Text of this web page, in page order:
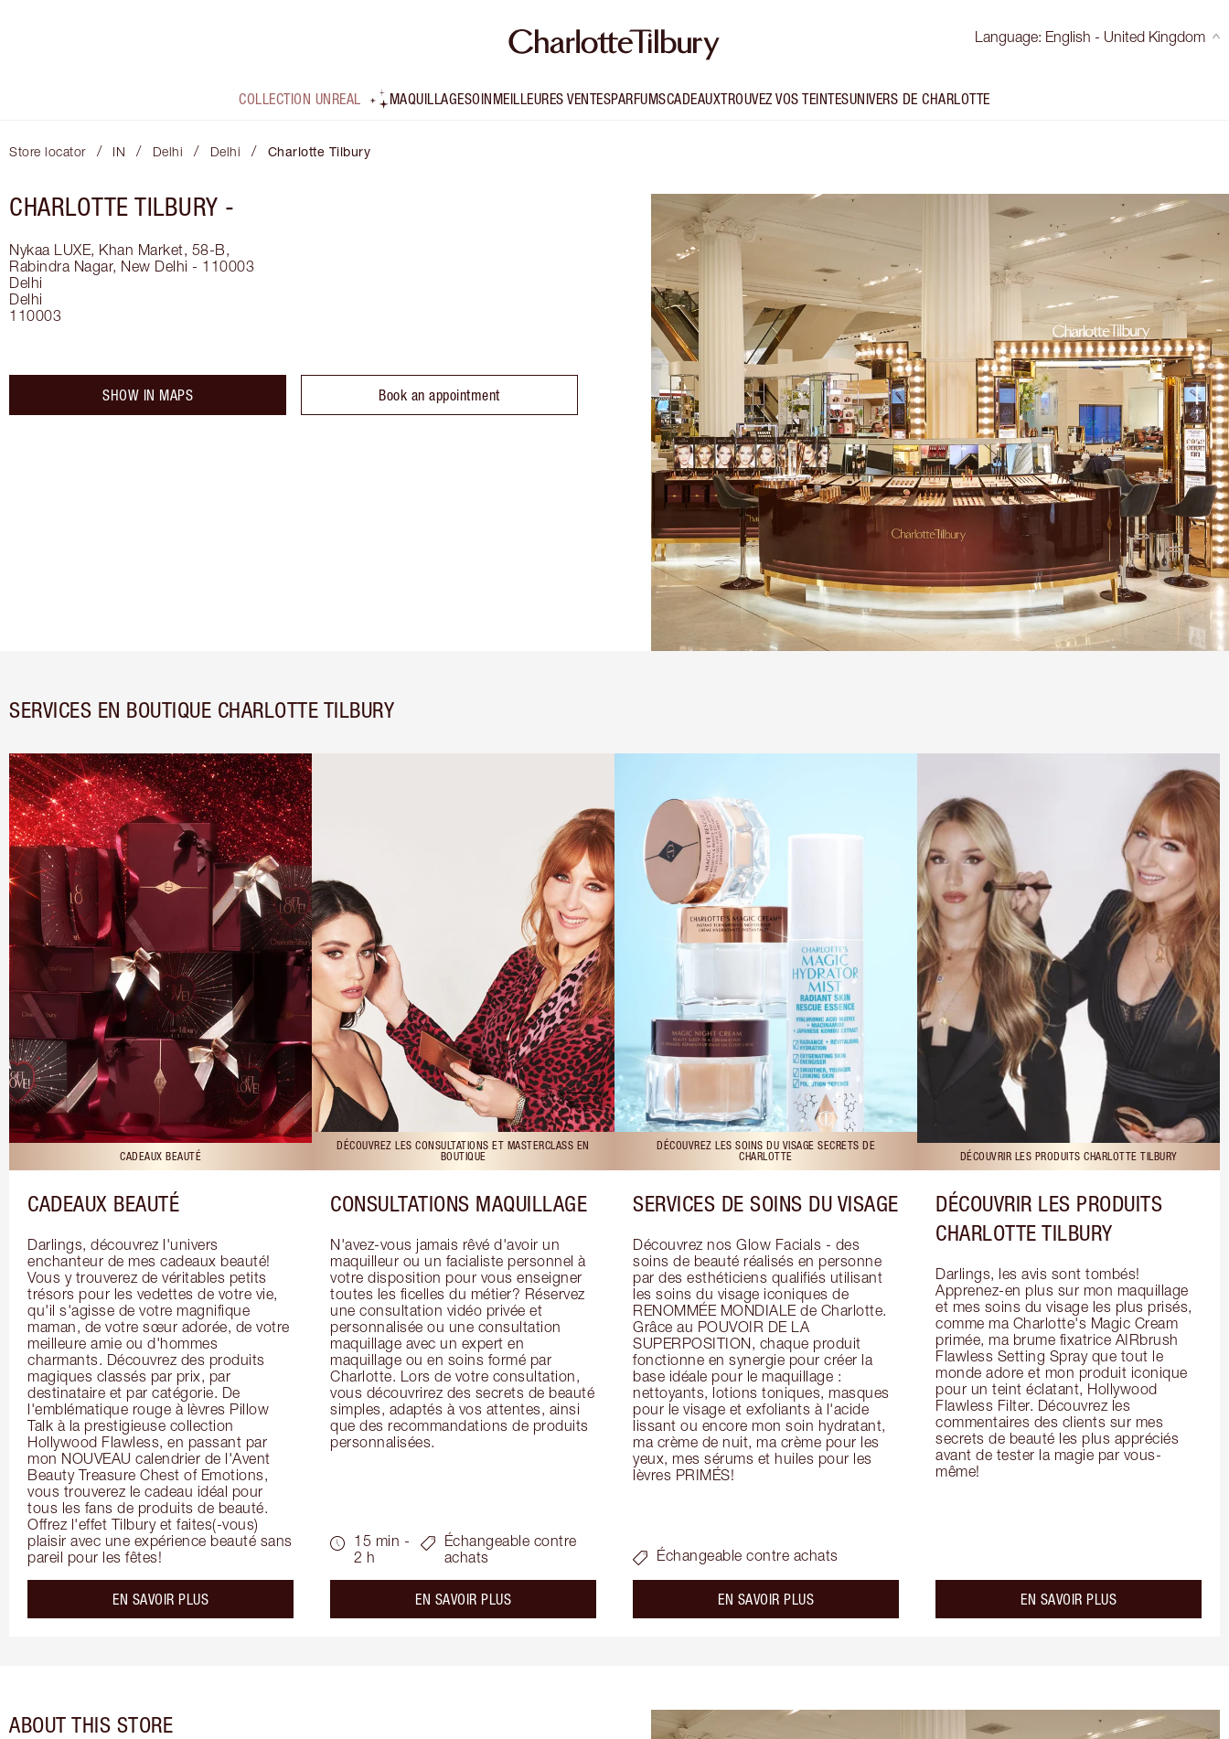
Language: English - United Kingdom
COLLECTION UNREAL MAQUILLAGESOINMEILLEURES VENTESPARFUMSCADEAUXTROUVEZ VOS TEINTESUNIVERS DE CHARLOTTE
Store locator / IN / Delhi / Delhi / Charlotte Tilbury
CHARLOTTE TILBURY -
Nykaa LUXE, Khan Market, 58-B,
Rabindra Nagar, New Delhi - 110003
Delhi
Delhi
110003
SHOW IN MAPS Book an appointment
SERVICES EN BOUTIQUE CHARLOTTE TILBURY
CADEAUX BEAUTÉ
CADEAUX BEAUTÉ
Darlings, découvrez l'univers
enchanteur de mes cadeaux beauté!
Vous y trouverez de véritables petits
trésors pour les vedettes de votre vie,
qu'il s'agisse de votre magnifique
maman, de votre sœur adorée, de votre
meilleure amie ou d'hommes
charmants. Découvrez des produits
magiques classés par prix, par
destinataire et par catégorie. De
l'emblématique rouge à lèvres Pillow
Talk à la prestigieuse collection
Hollywood Flawless, en passant par
mon NOUVEAU calendrier de l'Avent
Beauty Treasure Chest of Emotions,
vous trouverez le cadeau idéal pour
tous les fans de produits de beauté.
Offrez l'effet Tilbury et faites(-vous)
plaisir avec une expérience beauté sans
pareil pour les fêtes!
EN SAVOIR PLUSabout the
DÉCOUVREZ LES CONSULTATIONS ET MASTERCLASS EN
BOUTIQUE
CONSULTATIONS MAQUILLAGE
N'avez-vous jamais rêvé d'avoir un
maquilleur ou un facialiste personnel à
votre disposition pour vous enseigner
toutes les ficelles du métier? Réservez
une consultation vidéo privée et
personnalisée ou une consultation
maquillage avec un expert en
maquillage ou en soins formé par
Charlotte. Lors de votre consultation,
vous découvrirez des secrets de beauté
simples, adaptés à vos attentes, ainsi
que des recommandations de produits
personnalisées.
15 min -
2 h
Échangeable contre
achats
EN SAVOIR PLUSabout the
DÉCOUVREZ LES SOINS DU VISAGE SECRETS DE
CHARLOTTE
SERVICES DE SOINS DU VISAGE
Découvrez nos Glow Facials - des
soins de beauté réalisés en personne
par des esthéticiens qualifiés utilisant
les soins du visage iconiques de
RENOMMÉE MONDIALE de Charlotte.
Grâce au POUVOIR DE LA
SUPERPOSITION, chaque produit
fonctionne en synergie pour créer la
base idéale pour le maquillage :
nettoyants, lotions toniques, masques
pour le visage et exfoliants à l'acide
lissant ou encore mon soin hydratant,
ma crème de nuit, ma crème pour les
yeux, mes sérums et huiles pour les
lèvres PRIMÉS!
Échangeable contre achats
EN SAVOIR PLUSabout the
DÉCOUVRIR LES PRODUITS CHARLOTTE TILBURY
DÉCOUVRIR LES PRODUITS
CHARLOTTE TILBURY
Darlings, les avis sont tombés!
Apprenez-en plus sur mon maquillage
et mes soins du visage les plus prisés,
comme ma Charlotte's Magic Cream
primée, ma brume fixatrice AIRbrush
Flawless Setting Spray que tout le
monde adore et mon produit iconique
pour un teint éclatant, Hollywood
Flawless Filter. Découvrez les
commentaires des clients sur mes
secrets de beauté les plus appréciés
avant de tester la magie par vous-
même!
EN SAVOIR PLUSabout the
ABOUT THIS STORE